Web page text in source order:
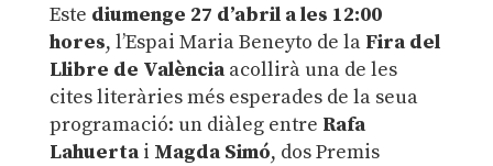
Este diumenge 27 d’abril a les 12:00
hores, l’Espai Maria Beneyto de la Fira del
Llibre de Valènciaacollirà una de les
cites literàries més esperades de la seua
programació: un diàleg entre Rafa
Lahuertai Magda Simó, dos Premis